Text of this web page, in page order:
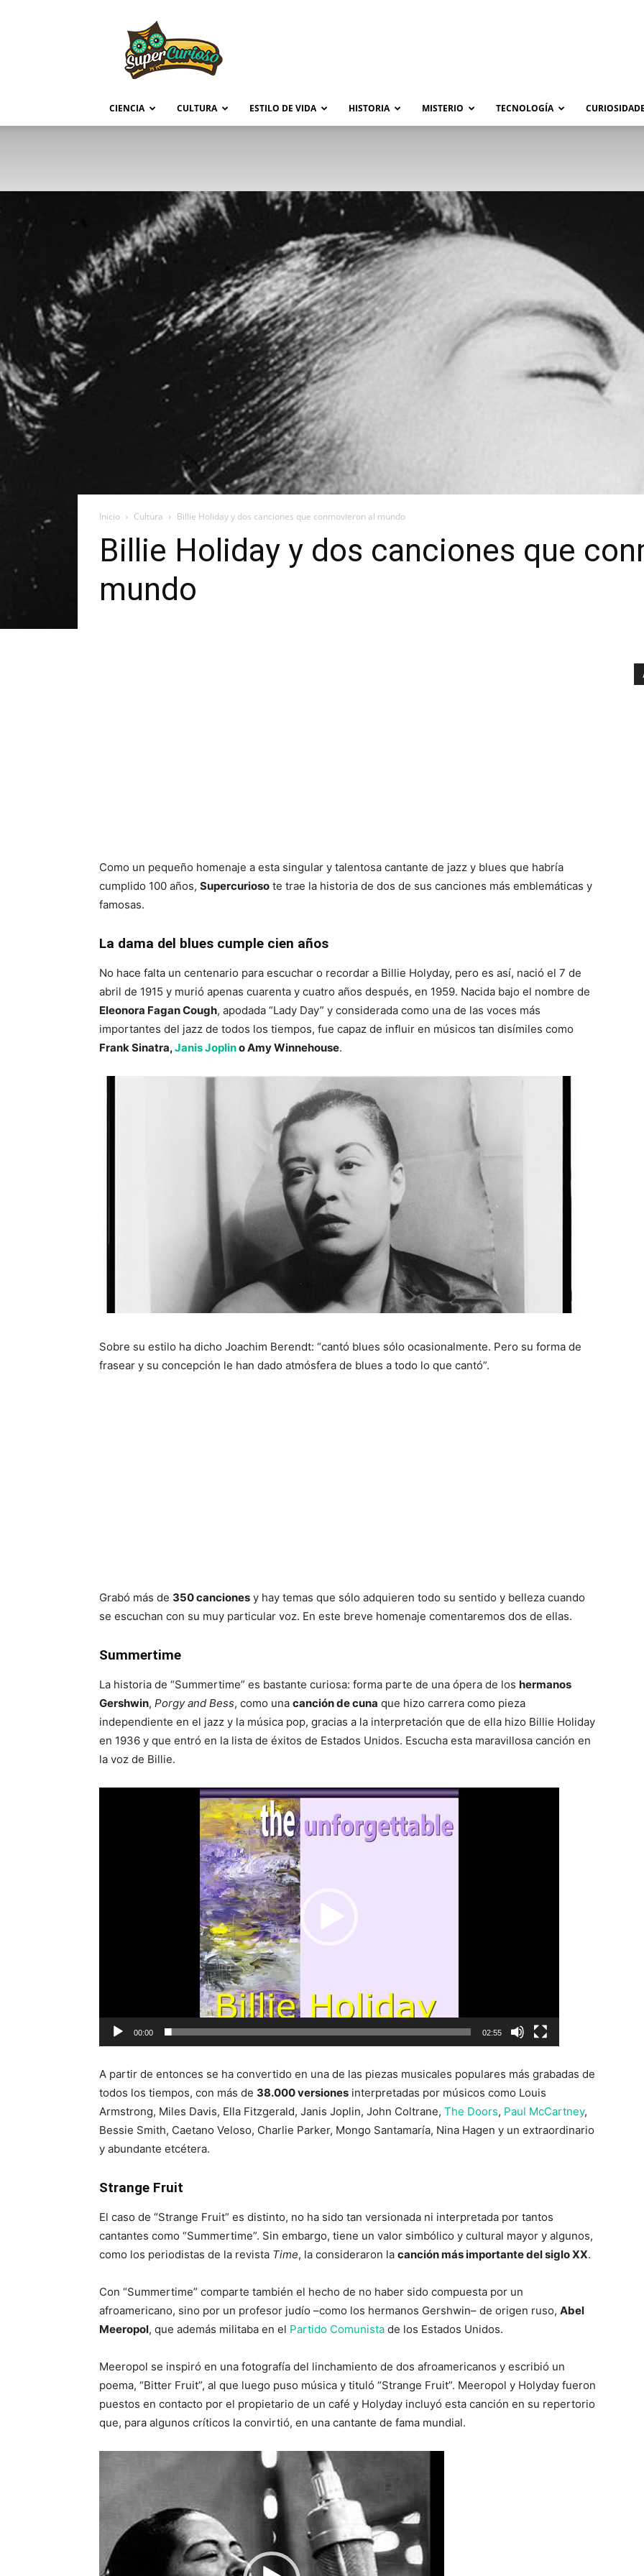
CIENCIA CULTURA ESTILO DE VIDA HISTORIA MISTERIO TECNOLOGÍA
Inicio Cultura Billie Holiday y dos canciones que conmovieron al mundo
Billie Holiday y dos canciones que
mundo
Como un pequeño homenaje a esta singular y talentosa cantante de jazz y blues que habría
cumplido 100 años, Supercurioso te trae la historia de dos de sus canciones más emblemáticas y
famosas.
La dama del blues cumple cien años
No hace falta un centenario para escuchar o recordar a Billie Holyday, pero es así, nació el 7 de
abril de 1915 y murió apenas cuarenta y cuatro años después, en 1959. Nacida bajo el nombre de
Eleonora Fagan Cough, apodada “Lady Day” y considerada como una de las voces más
importantes del jazz de todos los tiempos, fue capaz de influir en músicos tan disímiles como
Frank Sinatra,Janis Joplino Amy Winnehouse.
Sobre su estilo ha dicho Joachim Berendt: “cantó blues sólo ocasionalmente. Pero su forma de
frasear y su concepción le han dado atmósfera de blues a todo lo que cantó”.
Grabó más de 350 canciones y hay temas que sólo adquieren todo su sentido y belleza cuando
se escuchan con su muy particular voz. En este breve homenaje comentaremos dos de ellas.
Summertime
La historia de “Summertime” es bastante curiosa: forma parte de una ópera de los hermanos
Gershwin, Porgy and Bess, como una canción de cuna que hizo carrera como pieza
independiente en el jazz y la música pop, gracias a la interpretación que de ella hizo Billie Holiday
en 1936 y que entró en la lista de éxitos de Estados Unidos. Escucha esta maravillosa canción en
la voz de Billie.
00:00 02:55
A partir de entonces se ha convertido en una de las piezas musicales populares más grabadas de
todos los tiempos, con más de 38.000 versiones interpretadas por músicos como Louis
Armstrong, Miles Davis, Ella Fitzgerald, Janis Joplin, John Coltrane, The Doors, Paul McCartney,
Bessie Smith, Caetano Veloso, Charlie Parker, Mongo Santamaría, Nina Hagen y un extraordinario
y abundante etcétera.
Strange Fruit
El caso de “Strange Fruit” es distinto, no ha sido tan versionada ni interpretada por tantos
cantantes como “Summertime”. Sin embargo, tiene un valor simbólico y cultural mayor y algunos,
como los periodistas de la revista Time, la consideraron la canción más importante del siglo XX.
Con “Summertime” comparte también el hecho de no haber sido compuesta por un
afroamericano, sino por un profesor judío –como los hermanos Gershwin– de origen ruso, Abel
Meeropol, que además militaba en el Partido Comunista de los Estados Unidos.
Meeropol se inspiró en una fotografía del linchamiento de dos afroamericanos y escribió un
poema, “Bitter Fruit”, al que luego puso música y tituló “Strange Fruit”. Meeropol y Holyday fueron
puestos en contacto por el propietario de un café y Holyday incluyó esta canción en su repertorio
que, para algunos críticos la convirtió, en una cantante de fama mundial.
vídeo